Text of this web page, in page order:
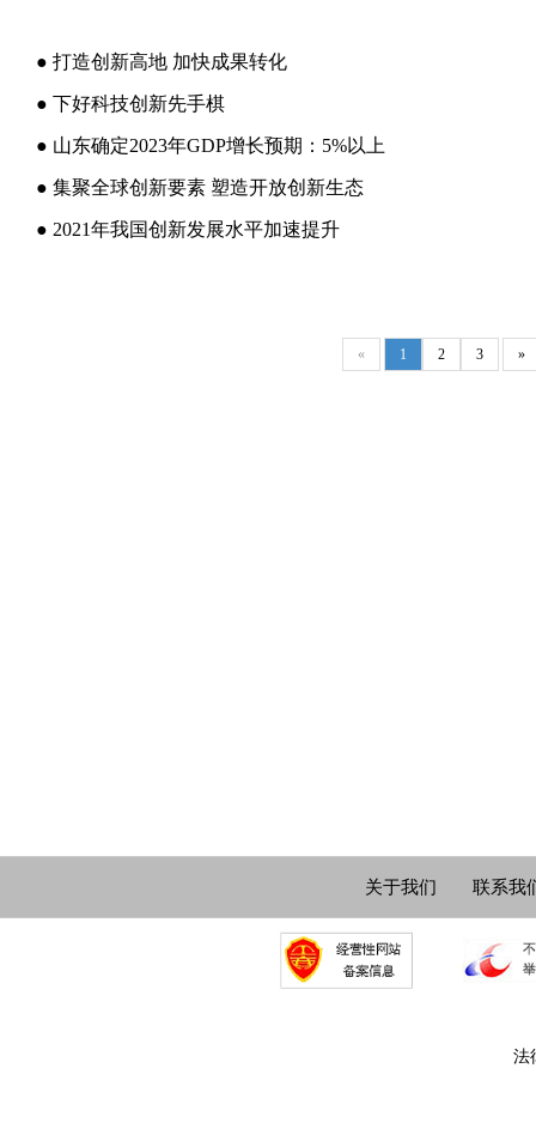
● 打造创新高地 加快成果转化
● 下好科技创新先手棋
● 山东确定2023年GDP增长预期：5%以上
● 集聚全球创新要素 塑造开放创新生态
● 2021年我国创新发展水平加速提升
« 1 2 3 »
关于我们 联系我
法